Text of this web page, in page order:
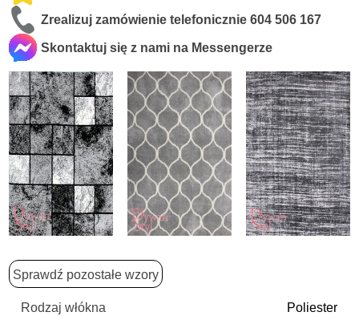
Zrealizuj zamówienie telefonicznie604 506 167
Skontaktuj się z nami na Messengerze
Sprawdź pozostałe wzory
Rodzaj włókna
Poliester